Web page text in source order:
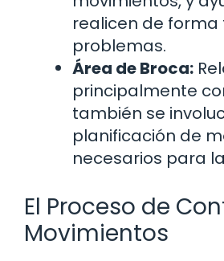
realicen de forma
problemas.
Área de Broca:
principalmente
también se
planificación de
necesarios para
El Proceso de
Movimientos